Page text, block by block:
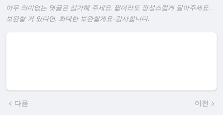
아무 의미없는 댓글은 삼가해 주세요. 짧더라도 정성스럽게 달아주세요.
보완할 거 있다면, 최대한 보완할게요~감사합니다.
다음 이전